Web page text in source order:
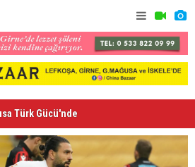
Türk Gücü'nde